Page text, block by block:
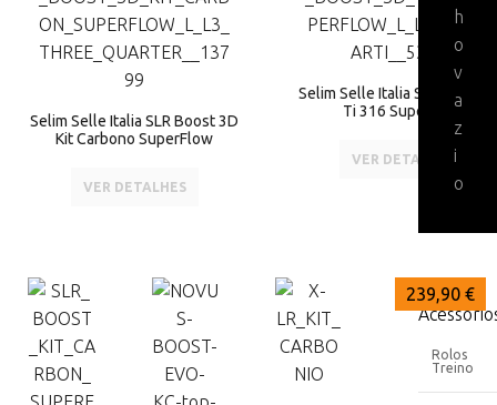
Selim Selle Italia SLR Boost 3D
Kit Carbono SuperFlow
VER DETALHES
Selim Selle Italia SLR Boost
Ti 316 SuperFlow
VER DETALHES
299,90 €
269,90 €
239,90 €
h
o
v
a
z
i
o
Rolos
Treino